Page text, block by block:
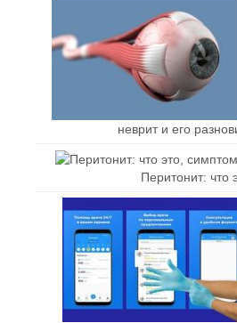
неврит и его
Перитонит: что